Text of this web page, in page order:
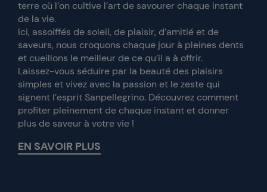
terre où l’on cultive l’art de savourer chaque instant
de la vie.
Ici, assoiffés de soleil, de plaisir, d’amitié et de
saveurs, nous croquons chaque jour à pleines dents
et cueillons le meilleur de ce qu’il a à offrir.
Laissez-vous séduire par la beauté des plaisirs
simples et vivez avec la passion et le zeste qui
signent l’esprit Sanpellegrino. Découvrez comment
profiter pleinement de chaque instant et donner
plus de saveur à votre vie !
EN SAVOIR PLUS